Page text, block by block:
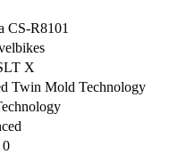
CS-R8101
X
Twin Mold Technology
0